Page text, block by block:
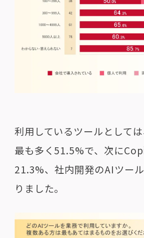
利用しているツールとして
最も多く51.5%で、次に
21.3%、社内開発のAIツー
りました。